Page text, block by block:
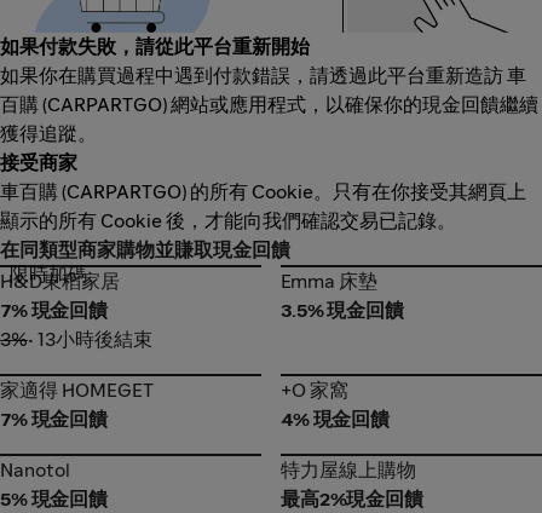
如果付款失敗，請從此平台重新開始
如果你在購買過程中遇到付款錯誤，請透過此平台重新造訪 車
百購 (CARPARTGO) 網站或應用程式，以確保你的現金回饋繼續
獲得追蹤。
接受商家
車百購 (CARPARTGO) 的所有 Cookie。只有在你接受其網頁上
顯示的所有 Cookie 後，才能向我們確認交易已記錄。
在同類型商家購物並賺取現金回饋
H&D東稻家居
限時加碼
H&D東稻家居
7% 現金回饋
3%• 13小時後結束
Emma 床墊
Emma 床墊
3.5% 現金回饋
家適得 HOMEGET
家適得 HOMEGET
7% 現金回饋
+O 家窩
+O 家窩
4% 現金回饋
Nanotol
Nanotol
5% 現金回饋
特力屋線上購物
特力屋線上購物
最高2%現金回饋